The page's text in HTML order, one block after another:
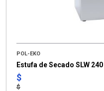
POL-EKO
Estufa de Secado SLW 240
$
$